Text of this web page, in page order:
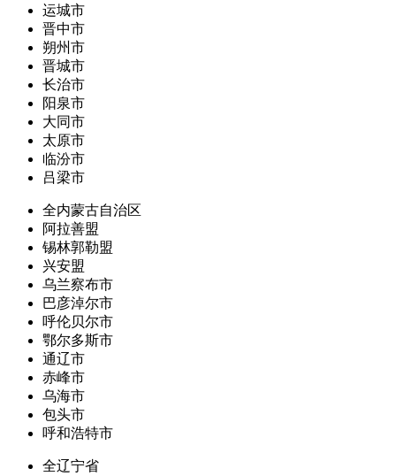
运城市
晋中市
朔州市
晋城市
长治市
阳泉市
大同市
太原市
临汾市
吕梁市
全内蒙古自治区
阿拉善盟
锡林郭勒盟
兴安盟
乌兰察布市
巴彦淖尔市
呼伦贝尔市
鄂尔多斯市
通辽市
赤峰市
乌海市
包头市
呼和浩特市
全辽宁省